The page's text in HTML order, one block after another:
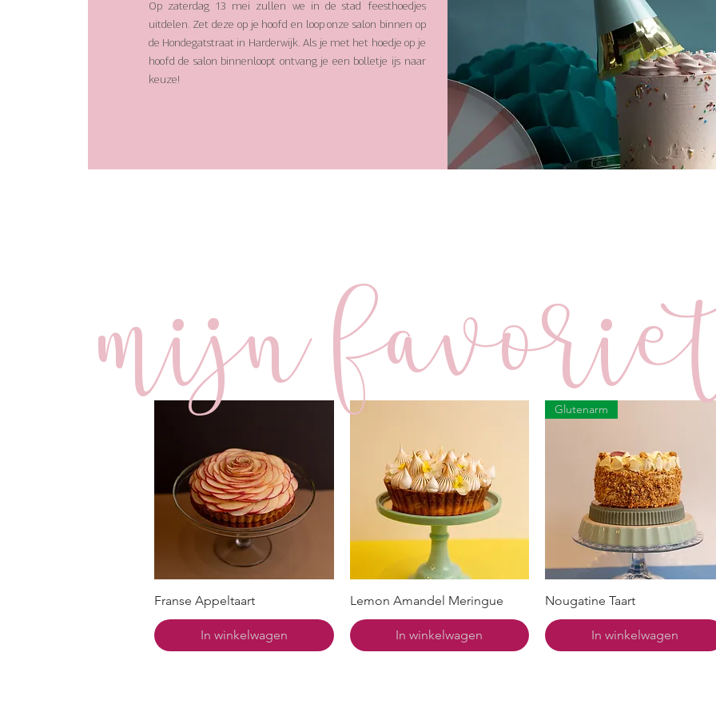
Op zaterdag 13 mei zullen we in de stad feesthoedjes
uitdelen. Zet deze op je hoofd en loop onze salon binnen op
de Hondegatstraat in Harderwijk. Als je met het hoedje op je
hoofd de salon binnenloopt ontvang je een bolletje ijs naar
keuze!
Franse Appeltaart
In winkelwagen
Lemon Amandel Meringue
In winkelwagen
Glutenarm
Nougatine Taart
In winkelwagen
Mijn